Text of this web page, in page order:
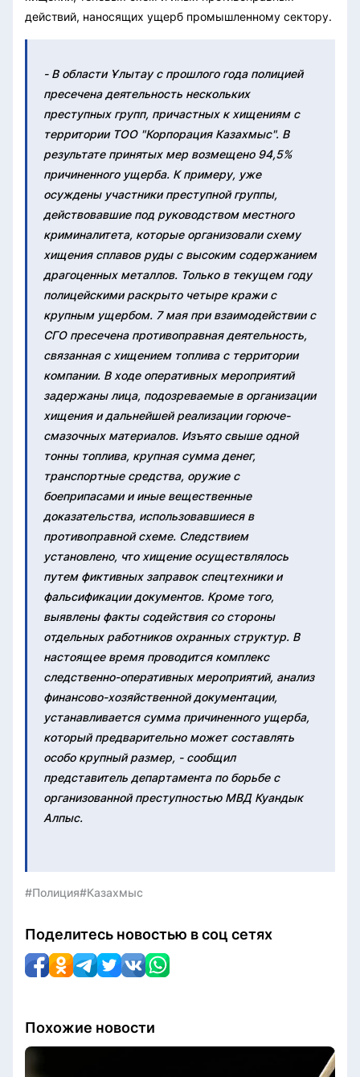
действий, наносящих ущерб промышленному сектору.
- В области Ұлытау с прошлого года полицией
пресечена деятельность нескольких
преступных групп, причастных к хищениям с
территории ТОО "Корпорация Казахмыс". В
результате принятых мер возмещено 94,5%
причиненного ущерба. К примеру, уже
осуждены участники преступной группы,
действовавшие под руководством местного
криминалитета, которые организовали схему
хищения сплавов руды с высоким содержанием
драгоценных металлов. Только в текущем году
полицейскими раскрыто четыре кражи с
крупным ущербом. 7 мая при взаимодействии с
СГО пресечена противоправная деятельность,
связанная с хищением топлива с территории
компании. В ходе оперативных мероприятий
задержаны лица, подозреваемые в организации
хищения и дальнейшей реализации горюче-
смазочных материалов. Изъято свыше одной
тонны топлива, крупная сумма денег,
транспортные средства, оружие с
боеприпасами и иные вещественные
доказательства, использовавшиеся в
противоправной схеме. Следствием
установлено, что хищение осуществлялось
путем фиктивных заправок спецтехники и
фальсификации документов. Кроме того,
выявлены факты содействия со стороны
отдельных работников охранных структур. В
настоящее время проводится комплекс
следственно-оперативных мероприятий, анализ
финансово-хозяйственной документации,
устанавливается сумма причиненного ущерба,
который предварительно может составлять
особо крупный размер, - сообщил
представитель департамента по борьбе с
организованной преступностью МВД Куандык
Алпыс.
#Полиция#Казахмыс
Поделитесь новостью в соц сетях
Похожие новости